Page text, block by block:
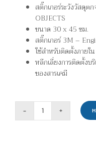
สติ๊กเกอร์ระวังวัสดุต
OBJECTS
ขนาด 30 x 45 ซม.
สติ๊กเกอร์ 3M –
ใช้สำหรับติดตั้งภายใ
หลีกเลี่ยงการติดตั้งบ
ของสารเคมี
จำนวน